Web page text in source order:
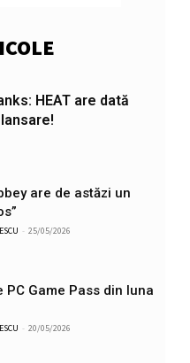
HEAT are dată
are de astăzi un
- 25/05/2026
PC Game Pass din luna
- 20/05/2026